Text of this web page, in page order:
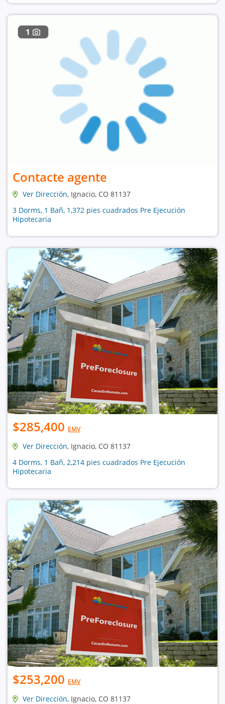
1
Contacte agente
Ver Dirección, Ignacio, CO 81137
3 Dorms, 1 Bañ, 1,372 pies cuadrados Pre Ejecución
Hipotecaria
$285,400 EMV
Ver Dirección, Ignacio, CO 81137
4 Dorms, 1 Bañ, 2,214 pies cuadrados Pre Ejecución
Hipotecaria
$253,200 EMV
Ver Dirección, Ignacio, CO 81137